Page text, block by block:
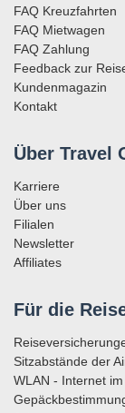
FAQ Kreuzfahrten
FAQ Mietwagen
FAQ Zahlung
Feedback zur
Kundenmagazin
Kontakt
Über Travel
Karriere
Über uns
Filialen
Newsletter
Affiliates
Für die
Sitzabstände der
WLAN - Internet